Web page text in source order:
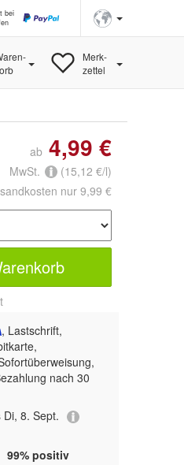
bei
Merk-
zettel
ab 4,99 €
MwSt.
(15,12 €/l)
nur 9,99 €
, Lastschrift,
nach 30
8. Sept.
99% positiv